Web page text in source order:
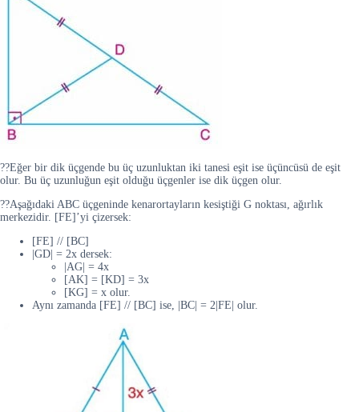
??Eğer bir dik üçgende bu üç uzunluktan iki tanesi eşit ise üçüncüsü de eşit
olur. Bu üç uzunluğun eşit olduğu üçgenler ise dik üçgen olur.
??Aşağıdaki ABC üçgeninde kenarortayların kesiştiği G noktası, ağırlık
merkezidir. [FE]’yi çizersek:
[FE] // [BC]
|GD| = 2x dersek:
|AG| = 4x
[AK] = [KD] = 3x
[KG] = x olur.
Aynı zamanda [FE] // [BC] ise, |BC| = 2|FE| olur.